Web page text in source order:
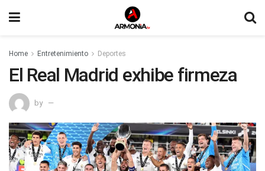
Home Entretenimiento Deportes
El Real Madrid exhibe firmeza
by